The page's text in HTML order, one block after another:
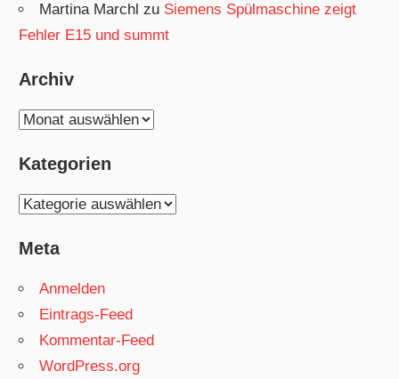
Martina Marchl zu Siemens Spülmaschine zeigt
Fehler E15 und summt
Archiv
Archiv
Kategorien
Kategorien
Meta
Anmelden
Eintrags-Feed
Kommentar-Feed
WordPress.org